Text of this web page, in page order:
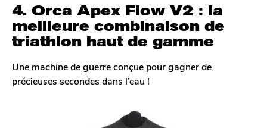
4. Orca Apex Flow V2 : la
meilleure combinaison de
triathlon haut de gamme
Une machine de guerre conçue pour gagner de
précieuses secondes dans l’eau !